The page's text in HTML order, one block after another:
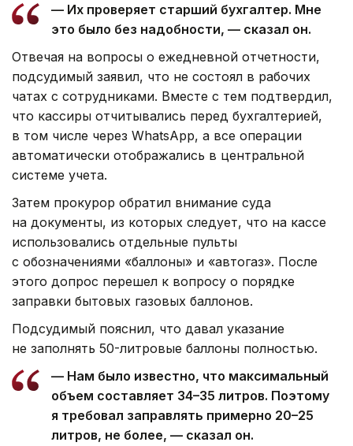
— Их проверяет старший бухгалтер. Мне
это было без надобности, — сказал он.
Отвечая на вопросы о ежедневной отчетности,
подсудимый заявил, что не состоял в рабочих
чатах с сотрудниками. Вместе с тем подтвердил,
что кассиры отчитывались перед бухгалтерией,
в том числе через WhatsApp, а все операции
автоматически отображались в центральной
системе учета.
Затем прокурор обратил внимание суда
на документы, из которых следует, что на кассе
использовались отдельные пульты
с обозначениями «баллоны» и «автогаз». После
этого допрос перешел к вопросу о порядке
заправки бытовых газовых баллонов.
Подсудимый пояснил, что давал указание
не заполнять 50-литровые баллоны полностью.
— Нам было известно, что максимальный
объем составляет 34–35 литров. Поэтому
я требовал заправлять примерно 20–25
литров, не более, — сказал он.